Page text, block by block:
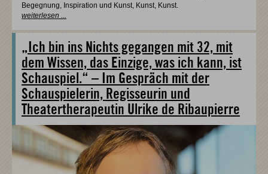
Begegnung, Inspiration und Kunst, Kunst, Kunst.
weiterlesen ...
„Ich bin ins Nichts gegangen mit 32, mit
dem Wissen, das Einzige, was ich kann, ist
Schauspiel.“ – Im Gespräch mit der
Schauspielerin, Regisseurin und
Theatertherapeutin Ulrike de Ribaupierre